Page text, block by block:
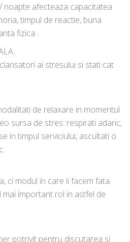
noapte afecteaza capacitatea
timpul de reactie, buna
fizica .
ai stresului si stati cat
de relaxare in momentul
sursa de stres: respirati adanc,
in timpul serviciului, ascultati o
ci modul in care ii facem fata.
important rol in astfel de
potrivit pentru discutarea si